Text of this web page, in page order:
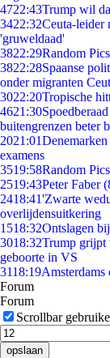
4722:43Trump wil
3422:32Ceuta-leider
'gruweldaad'
3822:29Random
3822:28Spaanse
onder migranten
3022:20Tropische
4621:30
buitengrenzen beter
2021:01
examens
3519:58Random
2519:43Peter Faber
2418:41'Zwarte
overlijdensuitkering
1518:32Ontslagen
3018:32Trump grijpt
geboorte in VS
3118:19
Forum
Forum
Scrollbar
opslaan